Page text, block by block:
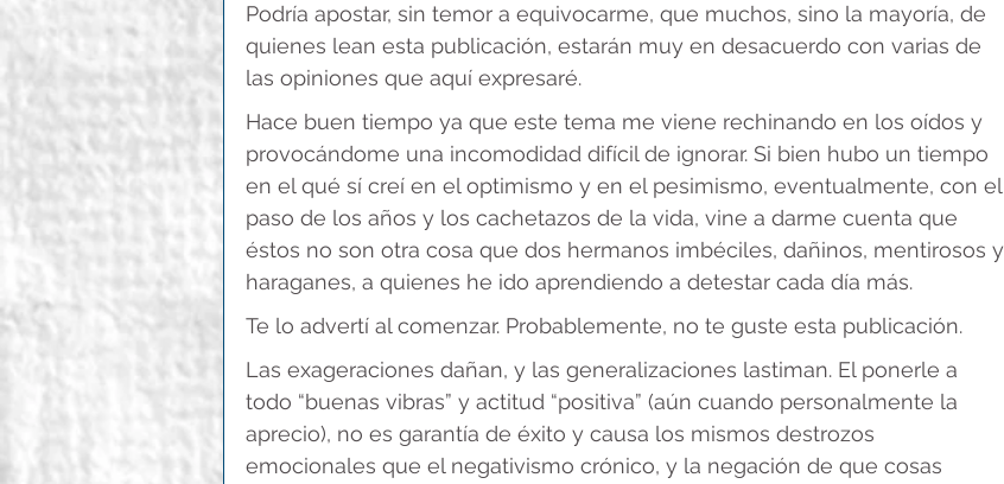
Podría apostar, sin temor a equivocarme, que muchos, sino la mayoría, de
quienes lean esta publicación, estarán muy en desacuerdo con varias de
las opiniones que aquí expresaré.
Hace buen tiempo ya que este tema me viene rechinando en los oídos y
provocándome una incomodidad difícil de ignorar. Si bien hubo un tiempo
en el qué sí creí en el optimismo y en el pesimismo, eventualmente, con el
paso de los años y los cachetazos de la vida, vine a darme cuenta que
éstos no son otra cosa que dos hermanos imbéciles, dañinos, mentirosos y
haraganes, a quienes he ido aprendiendo a detestar cada día más.
Te lo advertí al comenzar. Probablemente, no te guste esta publicación.
Las exageraciones dañan, y las generalizaciones lastiman. El ponerle a
todo “buenas vibras” y actitud “positiva” (aún cuando personalmente la
aprecio), no es garantía de éxito y causa los mismos destrozos
emocionales que el negativismo crónico, y la negación de que cosas